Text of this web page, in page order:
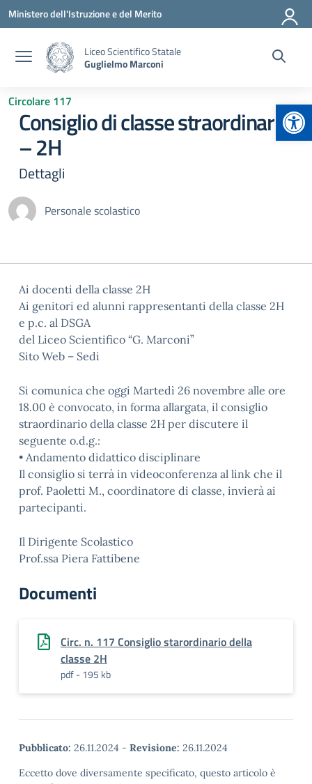
Vai ai contenuti
Vai al menu di navigazione
Vai al footer
Ministero dell'Istruzione e del Merito
Liceo Scientifico Statale
Guglielmo Marconi
Circolare 117
Consiglio di classe straordinario
– 2H
Dettagli
Personale scolastico
Ai docenti della classe 2H
Ai genitori ed alunni rappresentanti della classe 2H
e p.c. al DSGA
del Liceo Scientifico “G. Marconi”
Sito Web – Sedi
Si comunica che oggi Martedì 26 novembre alle ore
18.00 è convocato, in forma allargata, il consiglio
straordinario della classe 2H per discutere il
seguente o.d.g.:
• Andamento didattico disciplinare
Il consiglio si terrà in videoconferenza al link che il
prof. Paoletti M., coordinatore di classe, invierà ai
partecipanti.
Il Dirigente Scolastico
Prof.ssa Piera Fattibene
Documenti
Circ. n. 117 Consiglio starordinario della
classe 2H
pdf - 195 kb
Pubblicato: 26.11.2024 - Revisione: 26.11.2024
Eccetto dove diversamente specificato, questo articolo è